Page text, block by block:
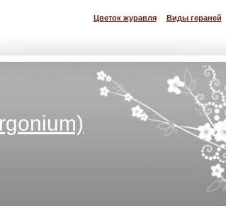
Цветок журавля Виды гераней